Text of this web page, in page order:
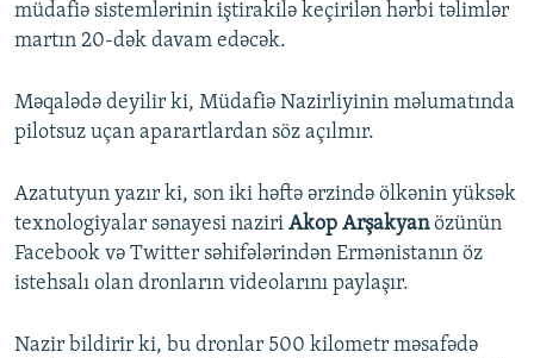
müdafiə sistemlərinin iştirakilə keçirilən hərbi təlimlər
martın 20-dək davam edəcək.
Məqalədə deyilir ki, Müdafiə Nazirliyinin məlumatında
pilotsuz uçan aparartlardan söz açılmır.
Azatutyun yazır ki, son iki həftə ərzində ölkənin yüksək
texnologiyalar sənayesi naziri Akop Arşakyanözünün
Facebook və Twitter səhifələrindən Ermənistanın öz
istehsalı olan dronların videolarını paylaşır.
Nazir bildirir ki, bu dronlar 500 kilometr məsafədə